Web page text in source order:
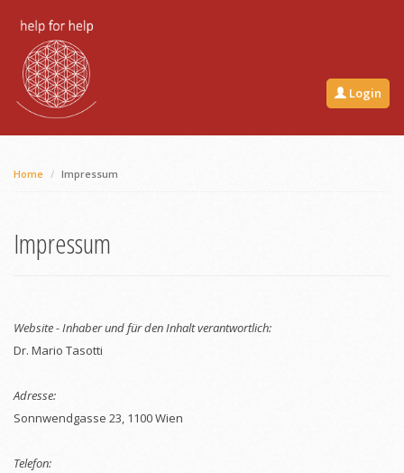
Login
Home Impressum
Impressum
Website - Inhaber und für den Inhalt verantwortlich:
Dr. Mario Tasotti
Adresse:
Sonnwendgasse 23, 1100 Wien
Telefon: